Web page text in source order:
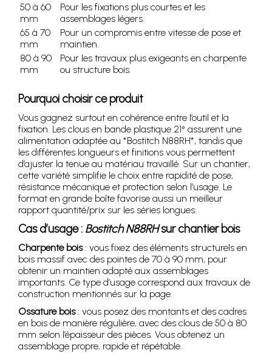
50 à 60
mm
Pour les fixations plus courtes et les
assemblages légers.
65 à 70
mm
Pour un compromis entre vitesse de pose et
maintien.
80 à 90
mm
Pour les travaux plus exigeants en charpente
ou structure bois.
Pourquoi choisir ce produit
Vous gagnez surtout en cohérence entre l’outil et la
fixation. Les clous en bande plastique 21° assurent une
alimentation adaptée au *Bostitch N88RH*, tandis que
les différentes longueurs et finitions vous permettent
d’ajuster la tenue au matériau travaillé. Sur un chantier,
cette variété simplifie le choix entre rapidité de pose,
résistance mécanique et protection selon l’usage. Le
format en grande boîte favorise aussi un meilleur
rapport quantité/prix sur les séries longues.
Cas d’usage : Bostitch N88RHsur chantier bois
Charpente bois: vous fixez des éléments structurels en
bois massif avec des pointes de 70 à 90 mm, pour
obtenir un maintien adapté aux assemblages
importants. Ce type d’usage correspond aux travaux de
construction mentionnés sur la page.
Ossature bois: vous posez des montants et des cadres
en bois de manière régulière, avec des clous de 50 à 80
mm selon l’épaisseur des pièces. Vous obtenez un
assemblage propre, rapide et répétable.